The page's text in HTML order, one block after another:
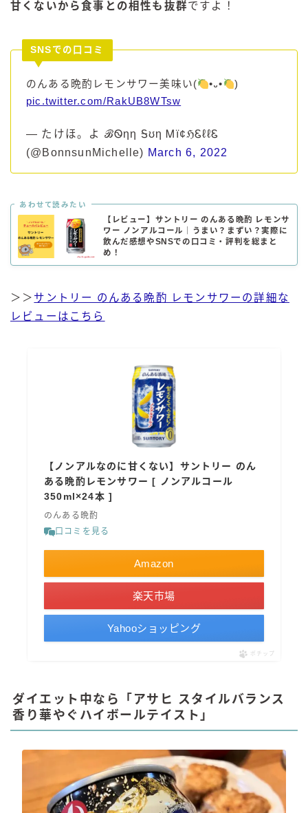
甘くないから食事との相性も抜群ですよ！
SNSでの口コミ
のんある晩酌レモンサワー美味い( •᎑•
)
pic.twitter.com/RakUB8WTsw
— たけほ。よ ℬᏫηη Ꭶʊη Ꮇї¢ℌᏋℓℓᏋ
(@BonnsunMichelle) March 6, 2022
あわせて読みたい
【レビュー】サントリー のんある晩酌 レモンサ
ワー ノンアルコール｜うまい？まずい？実際に
飲んだ感想やSNSでの口コミ・評判を総まと
め！
＞＞ サントリー のんある晩酌 レモンサワーの詳細な
レビューはこちら
【ノンアルなのに甘くない】サントリー のん
ある晩酌レモンサワー [ ノンアルコール
350ml×24本 ]
のんある晩酌
口コミを見る
Amazon
楽天市場
Yahooショッピング
ポチップ
ダイエット中なら「アサヒ スタイルバランス
香り華やぐハイボールテイスト」